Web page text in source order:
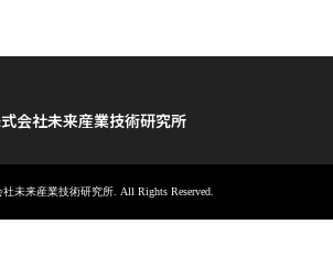
会社未来産業技術研究所
社未来産業技術研究所 . All Rights Reserved.